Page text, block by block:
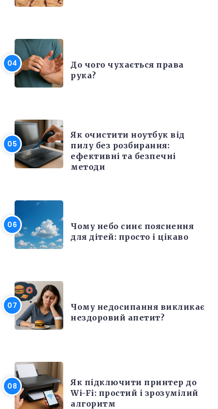
До чого чухається права
рука?
Як очистити ноутбук від
пилу без розбирання:
ефективні та безпечні
методи
Чому небо синє пояснення
для дітей: просто і цікаво
Чому недосипання викликає
нездоровий апетит?
Як підключити принтер до
Wi-Fi: простий і зрозумілий
алгоритм